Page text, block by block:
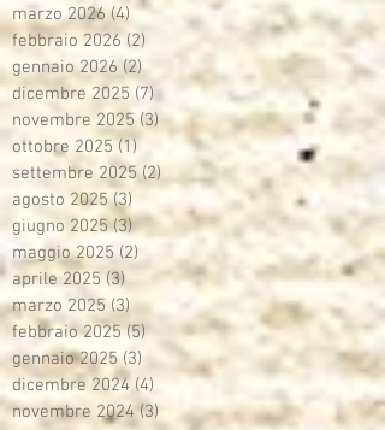
marzo 2026 (4) 4 post
febbraio 2026 (2)
gennaio 2026 (2)2 post
dicembre 2025 (7) 7 post
novembre 2025 (3) 3 post
ottobre 2025 (1)1 post
settembre 2025 (2) 2 post
agosto 2025 (3)
giugno 2025 (3)3 post
maggio 2025 (2) 2 post
aprile 2025 (3) 3 post
marzo 2025 (3)3 post
febbraio 2025 (5)5 post
gennaio 2025 (3) 3 post
dicembre 2024 (4) 4 post
novembre 2024 (3) 3 post